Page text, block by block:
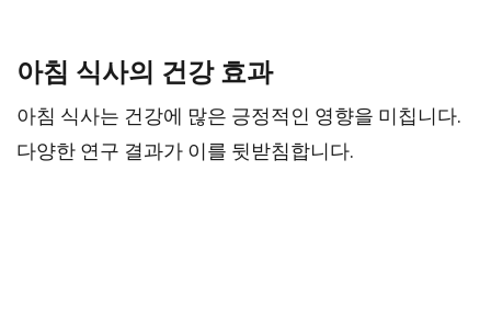
아침 식사의 건강 효과
아침 식사는 건강에 많은 긍정적인 영향을 미칩니다.
다양한 연구 결과가 이를 뒷받침합니다.